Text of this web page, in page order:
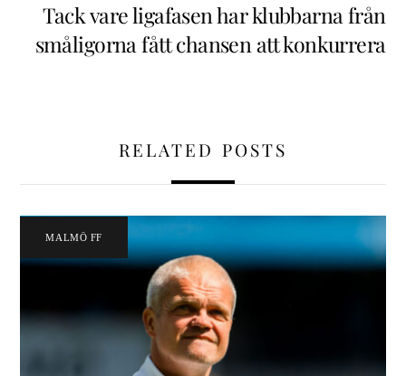
Tack vare ligafasen har klubbarna från
småligorna fått chansen att konkurrera
RELATED POSTS
MALMÖ FF